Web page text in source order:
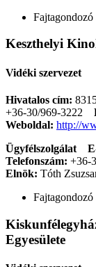
Fajtagondozó
Keszthelyi
Vidéki szervezet
Hivatalos cím:
+36-30/969-3222
Weboldal: http://
Ügyfélszolgálat
Telefonszám: +36-
Elnök: Tóth
Fajtagondozó
Egyesülete